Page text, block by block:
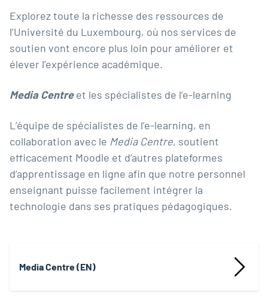
Explorez toute la richesse des ressources de
l’Université du Luxembourg, où nos services de
soutien vont encore plus loin pour améliorer et
élever l’expérience académique.
Media Centreet les spécialistes de l’e-learning
L’équipe de spécialistes de l’e-learning, en
collaboration avec le Media Centre, soutient
efficacement Moodle et d’autres plateformes
d’apprentissage en ligne afin que notre personnel
enseignant puisse facilement intégrer la
technologie dans ses pratiques pédagogiques.
Media Centre (EN)